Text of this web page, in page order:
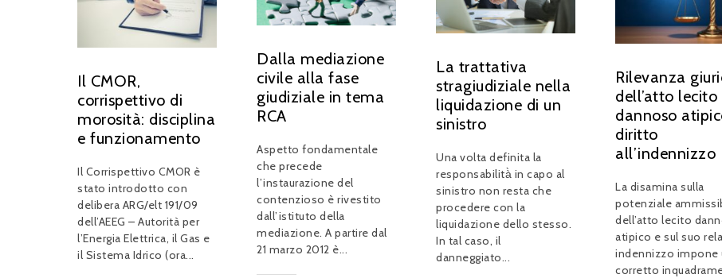
Il CMOR,
corrispettivo di
morosità: disciplina
e funzionamento
Il Corrispettivo CMOR è
stato introdotto con
delibera ARG/elt 191/09
dell’AEEG – Autorità per
l’Energia Elettrica, il Gas e
il Sistema Idrico (ora...
Dalla mediazione
civile alla fase
giudiziale in tema
RCA
Aspetto fondamentale
che precede
l’instaurazione del
contenzioso è rivestito
dall’istituto della
mediazione. A partire dal
21 marzo 2012 è...
La trattativa
stragiudiziale nella
liquidazione di un
sinistro
Una volta definita la
responsabilità̀ in capo al
sinistro non resta che
procedere con la
liquidazione dello stesso.
In tal caso, il
danneggiato...
Rilevanza
dell’atto lecito
dannoso
diritto
all’indennizzo
La disamina sulla
potenziale
dell’atto lecito
atipico e sul suo
indennizzo impone
corretto